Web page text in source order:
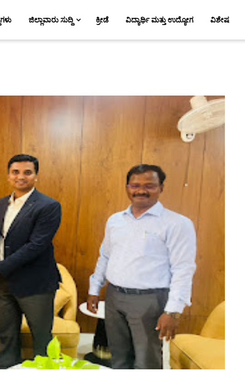
ಜಿಲ್ಲಾವಾರು ಸುದ್ದಿ ಕ್ರೀಡೆ ವಿದ್ಯಾರ್ಥಿ ಮತ್ತು ಉದ್ಯೋಗ ವಿಶೇಷ